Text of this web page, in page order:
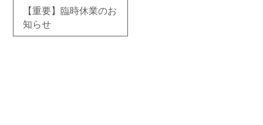
【重要】臨時休業のお
知らせ